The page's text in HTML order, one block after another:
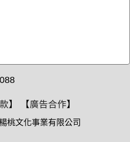
】 【廣告合作】
桃文化事業有限公司